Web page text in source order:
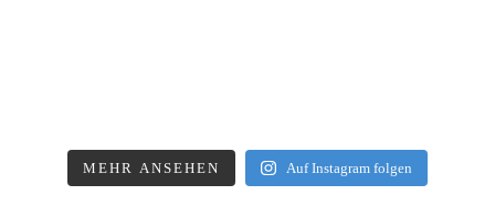
MEHR ANSEHEN Auf Instagram folgen